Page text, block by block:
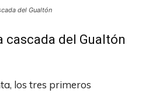
del Gualtón
cascada del Gualtón
los tres primeros